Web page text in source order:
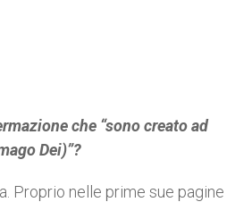
che “sono creato ad
Dei)”?
Proprio nelle prime sue pagine